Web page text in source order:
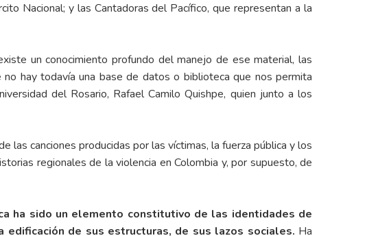
Nacional; ylas Cantadoras del Pacífico, que representan a la
un conocimiento profundo del manejo de ese material, las
hay todavía una base de datos o biblioteca que nos permita
del Rosario, Rafael Camilo Quishpe, quien junto a los
canciones producidas por las víctimas, la fuerza pública y los
regionales de la violencia en Colombia y, por supuesto, de
ha sido un elemento constitutivo de las identidades de
edificación de sus estructuras, de sus lazos sociales. Ha